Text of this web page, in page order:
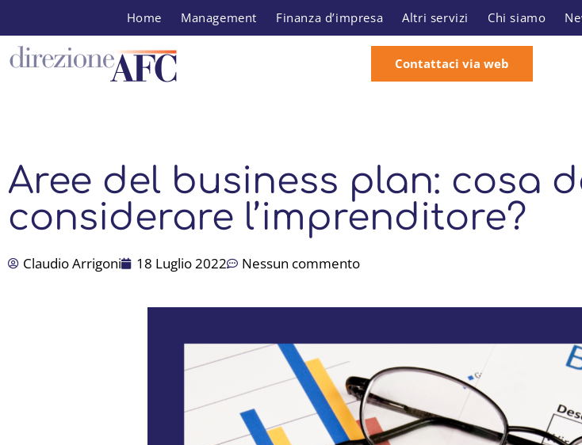
Home Management Finanza d’impresa Altri servizi Chi siamo
Contattaci via web
Aree del business plan: cosa
considerare l’imprenditore?
Claudio Arrigoni 18 Luglio 2022 Nessun commento